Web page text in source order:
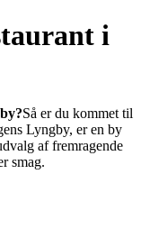
i
Så er du kommet til
Lyngby, er en by
af fremragende
smag.